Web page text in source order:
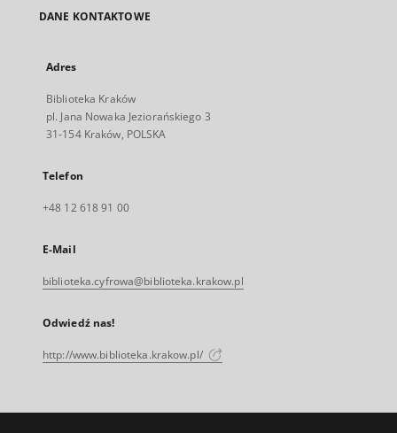
DANE KONTAKTOWE
Adres
Biblioteka Kraków
pl. Jana Nowaka Jeziorańskiego 3
31-154 Kraków, POLSKA
Telefon
+48 12 618 91 00
E-Mail
biblioteka.cyfrowa@biblioteka.krakow.pl
Odwiedź nas!
http://www.biblioteka.krakow.pl/